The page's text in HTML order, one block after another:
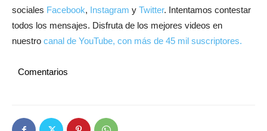
sociales Facebook, Instagram y Twitter. Intentamos contestar
todos los mensajes. Disfruta de los mejores videos en
nuestro canal de YouTube, con más de 45 mil suscriptores.
Comentarios